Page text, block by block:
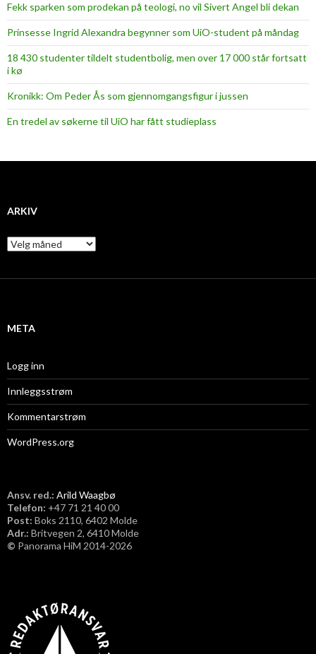
Fekk sparken som prodekan på teologi, no vil Sivert Angel bli dekan
Prinsesse Ingrid Alexandra begynner som UiO-student på måndag
18 430 studenter tildelt studentbolig, men over 17 000 står fortsatt
i kø
Kronikk: Om Peder Ås som gjennomgangsfigur i jussen
En tredel av søkerne til UiO har fått studieplass
ARKIV
A
r
i
META
Logg inn
Innleggsstrøm
Kommentarstrøm
WordPress.org
Ansv. red.: Arild Waagbø
Telefon: ​+47 71 21 40 00
Post: Boks 2110, 6402 Molde
Adr.: Britvegen 2, 6410 Molde
© Panorama HiM 2014-2026